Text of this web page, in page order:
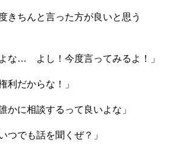
きちんと言った方が良いと思う
な… よし！今度言ってみるよ！」
利だからな！」
かに相談するって良いよな」
つでも話を聞くぜ？」